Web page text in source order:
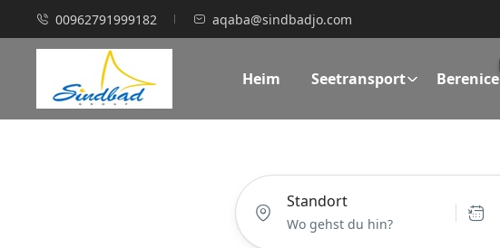
00962791999182 aqaba@sindbadjo.com
Heim Seetransport Berenice
Standort